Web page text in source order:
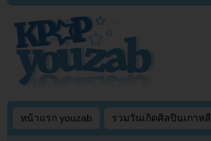
หน้าแรก youzab รวมวันเกิดศิลปินเกาหลี